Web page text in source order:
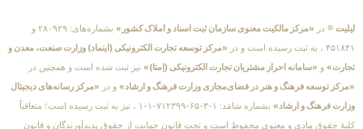
لیلیت ® در «مرکز مالکیت معنوی سازمان ثبت اسناد و املاک کشور»
بشماره‌های: ۲۸۰۹۲۹ و
۴۵۱۸۴۱ ، به ثبت رسیده است و در
«مرکز توسعه تجارت الکترونیکی (اینماد) وزارت صنعت، معدن و
تجارت» و «سامانه احراز مشتریان تجارت الکترونیکی (اِمتا)» نیز ثبت شده است و همچنین در
«مرکز توسعه فرهنگ و هنر در فضای‌مجازی وزارت فرهنگ و ارشاد» و در «مرکز رسانه‌های دیجیتال
وزارت فرهنگ و ارشاد»
بشماره شامَد: ۱-۳-۶۵-۷۱۲۳۹۹-۱-۱ ، نیز به ثبت رسیده است؛ متعاقباً
کلیهٔ حقوق مادی و معنوی محفوظ است و تحت قانون حمایت از حقوق پدیدآورندگان و قانون